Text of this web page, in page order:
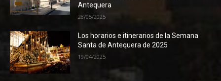
Antequera
28/05/2025
Los horarios e itinerarios de la Semana
Santa de Antequera de 2025
19/04/2025